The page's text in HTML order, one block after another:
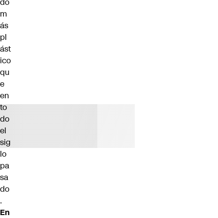
m
ás
pl
ást
ico
qu
e
en
to
do
el
sig
lo
pa
sa
do
.
En